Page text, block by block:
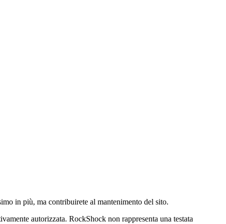
in più, ma contribuirete al mantenimento del sito.
autorizzata. RockShock non rappresenta una testata